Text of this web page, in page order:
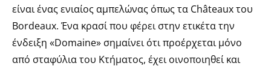
είναι ένας ενιαίος αμπελώνας όπως τα Châteaux του
Bordeaux. Ένα κρασί που φέρει στην ετικέτα την
ένδειξη «Domaine» σημαίνει ότι προέρχεται μόνο
από σταφύλια του Κτήματος, έχει οινοποιηθεί και